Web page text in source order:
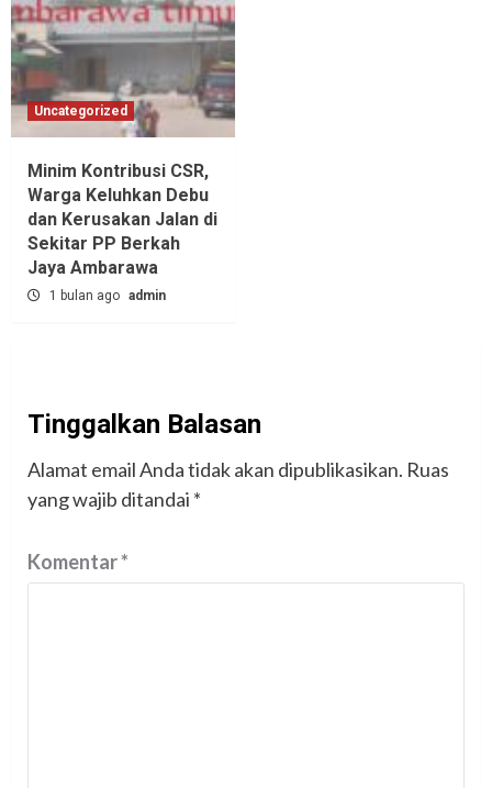
Uncategorized
Minim Kontribusi CSR,
Warga Keluhkan Debu
dan Kerusakan Jalan di
Sekitar PP Berkah
Jaya Ambarawa‎
1 bulan ago admin
Tinggalkan Balasan
Alamat email Anda tidak akan dipublikasikan. Ruas
yang wajib ditandai *
Komentar*